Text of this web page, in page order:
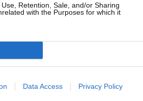
Retention, Sale, and/or Sharing
with the Purposes for which it
Data Access Privacy Policy